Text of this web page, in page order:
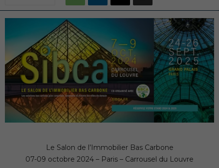
Le Salon de l’Immobilier Bas Carbone
07-09 octobre 2024 – Paris – Carrousel du Louvre